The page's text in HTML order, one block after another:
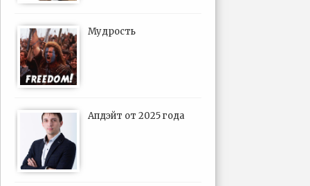
Мудрость
Апдэйт от 2025 года